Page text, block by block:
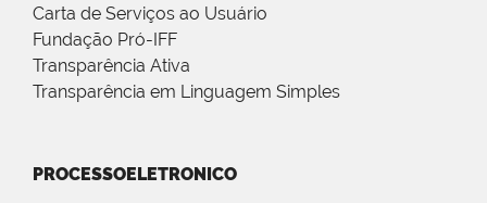
Carta de Serviços ao Usuário
Fundação Pró-IFF
Transparência Ativa
Transparência em Linguagem Simples
PROCESSOELETRONICO